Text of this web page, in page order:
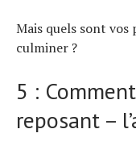
Mais quels sont
culminer ?
5 :
reposant –